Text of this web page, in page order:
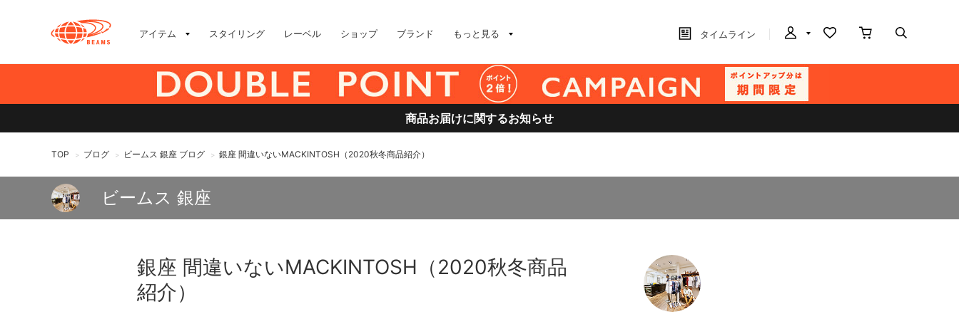
アイテム スタイリング レーベル ショップ ブランド もっと見る タイムライン
商品お届けに関するお知らせ
TOP > ブログ > ビームス 銀座 ブログ > 銀座 間違いないMACKINTOSH（2020秋冬商品紹介）
ビームス 銀座
銀座 間違いないMACKINTOSH（2020秋冬商品
紹介）